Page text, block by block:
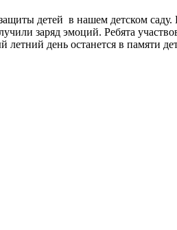
детей в нашем детском саду.
заряд эмоций. Ребята
день останется в памяти